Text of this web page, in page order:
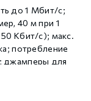
до 1 Мбит/с;
40 м при 1
Кбит/с); макс.
потребление
джамперы для
контуром